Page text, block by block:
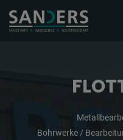
Bohrwerke /